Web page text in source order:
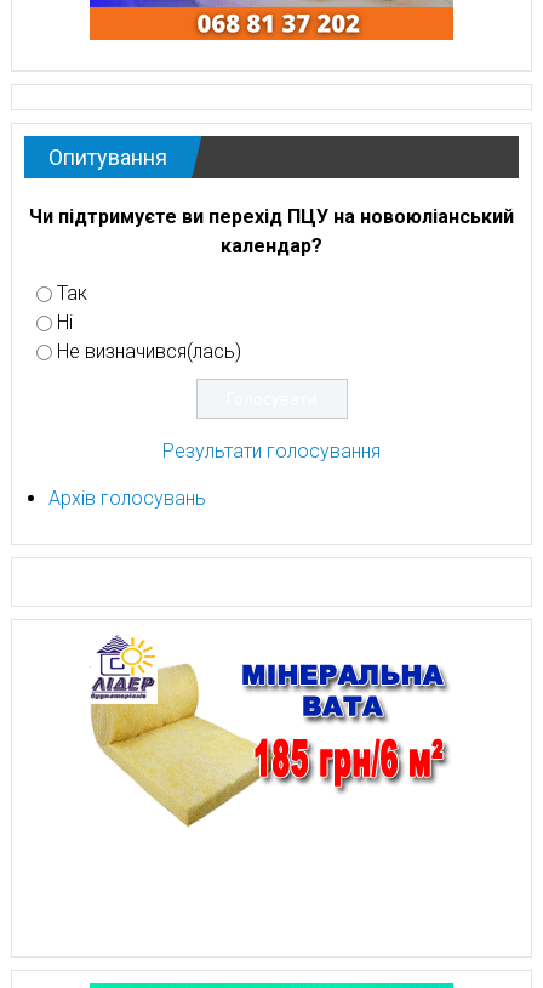
Опитування
Чи підтримуєте ви перехід ПЦУ на новоюліанський
календар?
Так
Ні
Не визначився(лась)
Результати голосування
Архів голосувань